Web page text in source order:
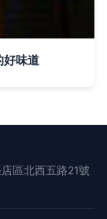
好味道
區北西五路21號